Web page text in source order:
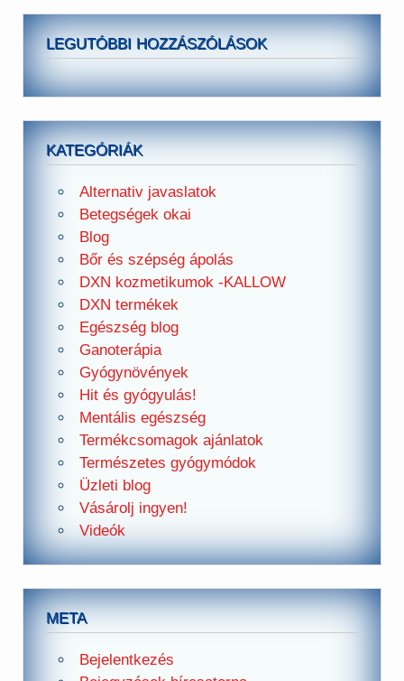
LEGUTÓBBI HOZZÁSZÓLÁSOK
KATEGÓRIÁK
Alternativ javaslatok
Betegségek okai
Blog
Bőr és szépség ápolás
DXN kozmetikumok -KALLOW
DXN termékek
Egészség blog
Ganoterápia
Gyógynövények
Hit és gyógyulás!
Mentális egészség
Termékcsomagok ajánlatok
Természetes gyógymódok
Üzleti blog
Vásárolj ingyen!
Videók
META
Bejelentkezés